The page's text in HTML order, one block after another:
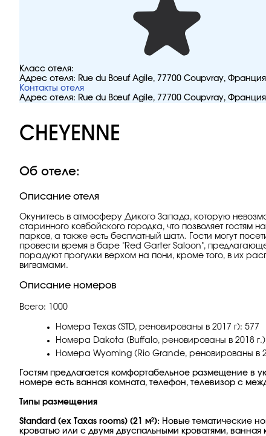
Класс отеля:
Адрес отеля: Rue du Bœuf Agile, 77700 Coupvray, Франция
Контакты отеля
Адрес отеля: Rue du Bœuf Agile, 77700 Coupvray, Франция
CHEYENNE
Об отеле:
Описание отеля
Окунитесь в атмосферу Дикого Запада, которую
старинного ковбойского городка, что позволяет
парков, а также есть бесплатный шатл. Гости могут
провести время в баре "Red Garter Saloon",
порадуют прогулки верхом на пони, кроме того, в их
вигвамами.
Описание номеров
Всего: 1000
Номера Texas (STD, реновированы в 2017 г): 577
Номера Dakota (Buffalo, реновированы в 2018
Номера Wyoming (Rio Grande, реновированы в
Гостям предлагается комфортабельное размещение
номере есть ванная комната, телефон, телевизор с
Типы размещения
Standard (ex Taxas rooms) (21 м²): Новые тематические
кроватью или с двумя двуспальными кроватями,